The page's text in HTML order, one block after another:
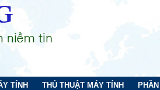
TÍNH THỦ THUẬT MÁY TÍNH